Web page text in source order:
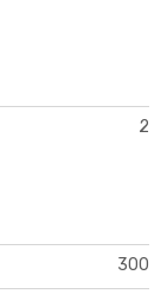
2
300